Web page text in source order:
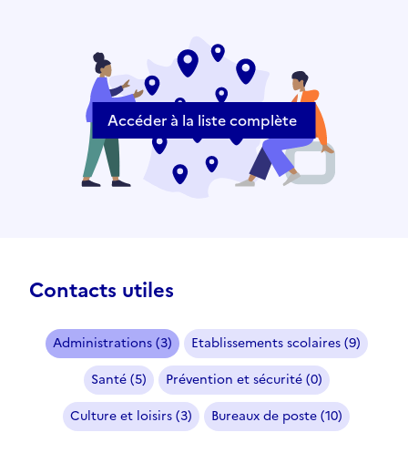
Accéder à la liste complète
Contacts utiles
Administrations (3)
Etablissements scolaires (9)
Santé (5)
Prévention et sécurité (0)
Culture et loisirs (3)
Bureaux de poste (10)